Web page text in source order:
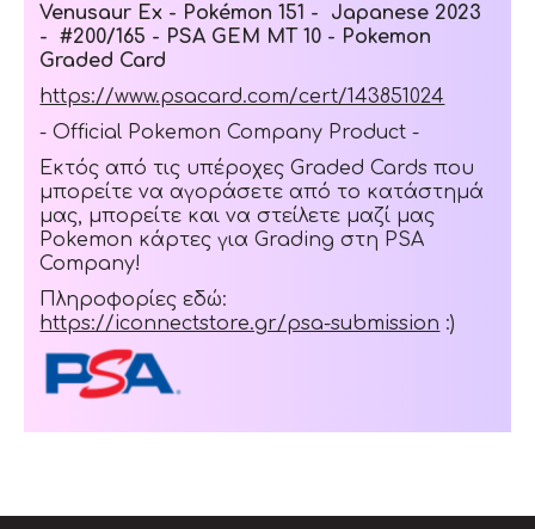
Venusaur Ex - Pokémon 151 - Japanese 2023
- #200/165 - PSA GEM MT 10 - Pokemon
Graded Card
https://www.psacard.com/cert/143851024
- Official Pokemon Company Product -
Εκτός από τις υπέροχες Graded Cards που
μπορείτε να αγοράσετε από το κατάστημά
μας, μπορείτε και να στείλετε μαζί μας
Pokemon κάρτες για Grading στη PSA
Company!
Πληροφορίες εδώ:
https://iconnectstore.gr/psa-submission :)